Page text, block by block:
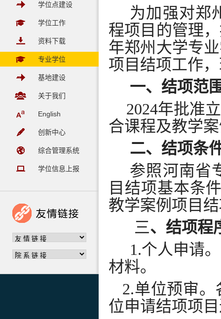
学位点建设
学位工作
资料下载
专业学位
基地建设
关于我们
English
创新中心
综合管理系统
学位信息上报
为加强对郑
程项目的管理
年郑州大学专
项目结项工作
一、 结项范
2024年批准
合课程及教学
二、 结项条
参照河南省
目结项基本条
教学案例项目
三、 结项程
1.个人申请
材料。
2.单位预审
位申请结项项